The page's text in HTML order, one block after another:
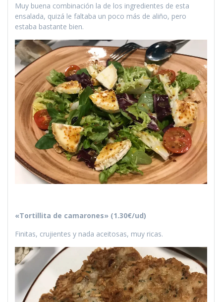
Muy buena combinación la de los ingredientes de esta
ensalada, quizá le faltaba un poco más de aliño, pero
estaba bastante bien.
«Tortillita de camarones» (1.30€/ud)
Finitas, crujientes y nada aceitosas, muy ricas.